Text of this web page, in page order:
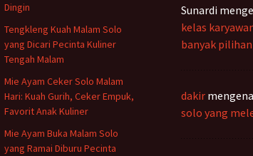
Dingin
Tengkleng Kuah Malam Solo
yang Dicari Pecinta Kuliner
Tengah Malam
Mie Ayam Ceker Solo Malam
Hari: Kuah Gurih, Ceker Empuk,
Favorit Anak Kuliner
Mie Ayam Buka Malam Solo
yang Ramai Diburu Pecinta
Sunardi
kelas
banyak
dakir
solo yang